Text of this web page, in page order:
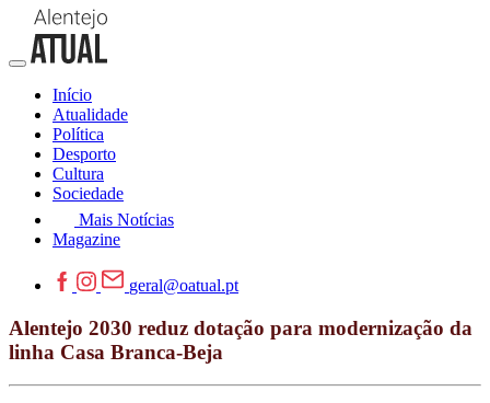
Início
Atualidade
Política
Desporto
Cultura
Sociedade
Mais Notícias
Magazine
geral@oatual.pt
Alentejo 2030 reduz dotação para modernização da
linha Casa Branca-Beja